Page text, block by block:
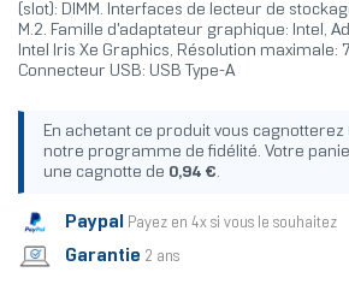
(slot): DIMM. Interfaces de lecteur de
M.2. Famille d'adaptateur graphique: Intel,
Intel Iris Xe Graphics, Résolution maximale:
Connecteur USB: USB Type-A
En achetant ce produit vous cagnotterez
notre programme de fidélité. Votre
une cagnotte de 0,94 €.
Paypal Payez en 4x si vous le souhaitez
Garantie 2 ans